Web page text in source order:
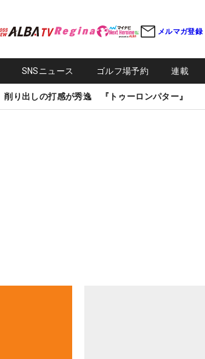
メルマガ登録
SNSニュース ゴルフ場予約 連載
削り出しの打感が秀逸 『トゥーロンパター』